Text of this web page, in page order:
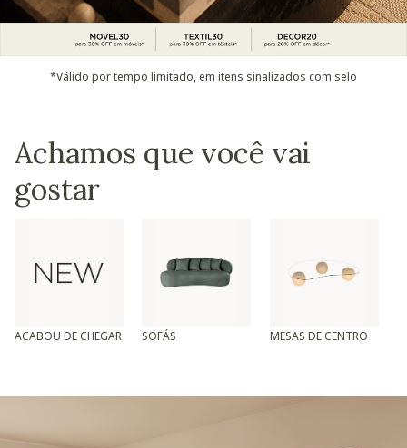
*Válido por tempo limitado, em itens sinalizados com selo
Achamos que você vai
gostar
ACABOU DE CHEGAR SOFÁS MESAS DE CENTRO